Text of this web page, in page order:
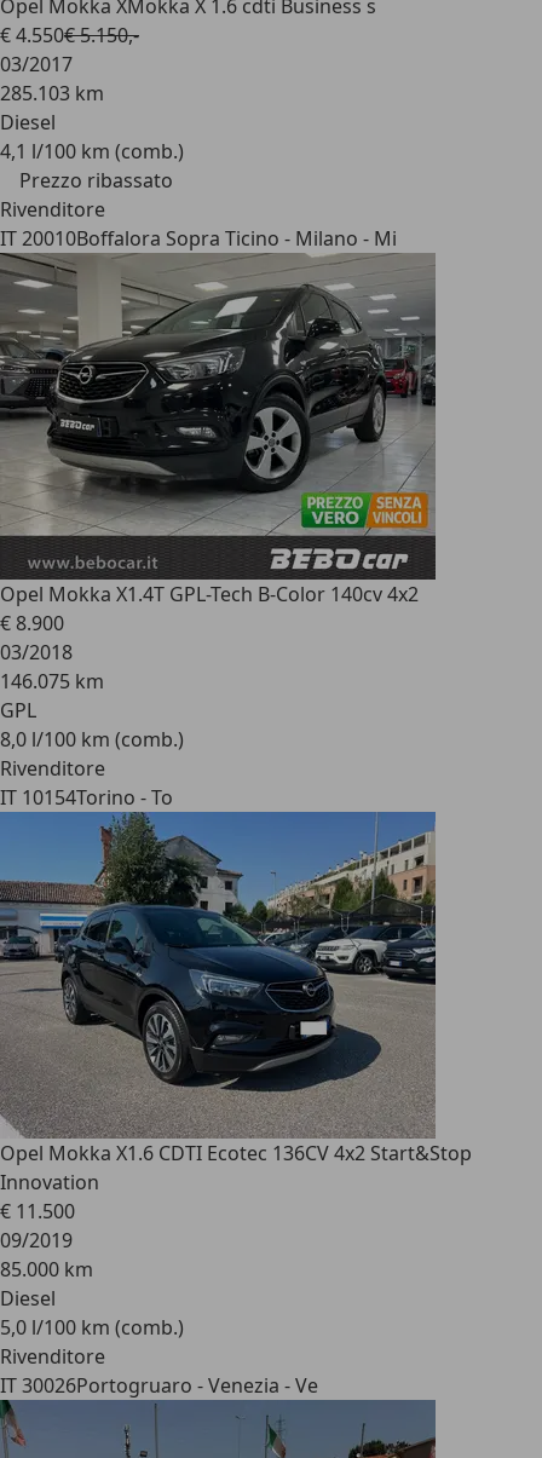
Opel Mokka XMokka X 1.6 cdti Business s
€ 4.550€ 5.150,-
03/2017
285.103 km
Diesel
4,1 l/100 km (comb.)
Prezzo ribassato
Rivenditore
IT 20010Boffalora Sopra Ticino - Milano - Mi
Opel Mokka X1.4T GPL-Tech B-Color 140cv 4x2
€ 8.900
03/2018
146.075 km
GPL
8,0 l/100 km (comb.)
Rivenditore
IT 10154Torino - To
Opel Mokka X1.6 CDTI Ecotec 136CV 4x2 Start&Stop
Innovation
€ 11.500
09/2019
85.000 km
Diesel
5,0 l/100 km (comb.)
Rivenditore
IT 30026Portogruaro - Venezia - Ve